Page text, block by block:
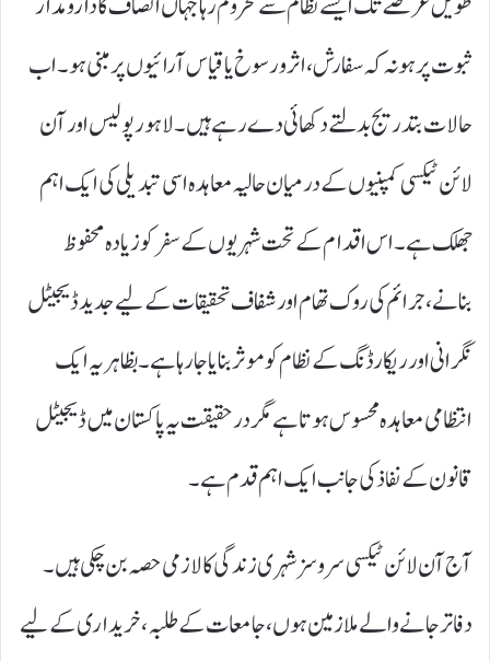
ثبوت پر ہو نہ کہ سفارش، اثر و رسوخ یا قیاس آرائیوں پر مبنی ہو۔ اب
حالات بتدریج بدلتے دکھائی دے رہے ہیں۔ لاہور پولیس اور آن
لائن ٹیکسی کمپنیوں کے درمیان حالیہ معاہدہ اسی تبدیلی کی ایک اہم
جھلک ہے۔ اس اقدام کے تحت شہریوں کے سفر کو زیادہ محفوظ
بنانے، جرائم کی روک تھام اور شفاف تحقیقات کے لیے جدید ڈیجیٹل
نگرانی اور ریکارڈنگ کے نظام کو موثر بنایا جا رہا ہے۔ بظاہر یہ ایک
انتظامی معاہدہ محسوس ہوتا ہے مگر درحقیقت یہ پاکستان میں ڈیجیٹل
قانون کے نفاذ کی جانب ایک اہم قدم ہے۔
آج آن لائن ٹیکسی سروسز شہری زندگی کا لازمی حصہ بن چکی ہیں۔
دفاتر جانے والے ملازمین ہوں، جامعات کے طلبہ، خریداری کے لیے